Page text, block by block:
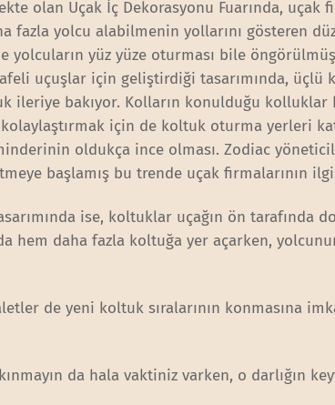
olan Uçak İç Dekorasyonu Fuarında, uçak
fazla yolcu alabilmenin yollarını gösteren
yolcuların yüz yüze oturması bile
uçuşlar için geliştirdiği tasarımında, üçlü
ileriye bakıyor. Kolların konulduğu kolluklar
için de koltuk oturma yerleri
oldukça ince olması. Zodiac
başlamış bu trende uçak firmalarının
ise, koltuklar uçağın ön tarafında
hem daha fazla koltuğa yer açarken,
de yeni koltuk sıralarının konmasına
da hala vaktiniz varken, o darlığın